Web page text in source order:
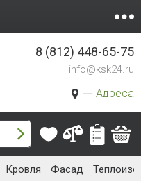
Адреса
8 (812) 448-65-75
info@ksk24.ru
Кровля Фасад